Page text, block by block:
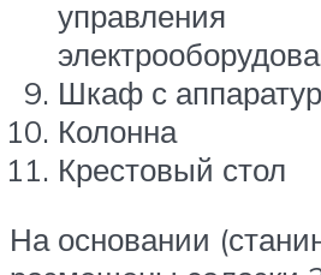
управления
Шкаф с
Колонна
Крестовый стол
На основании